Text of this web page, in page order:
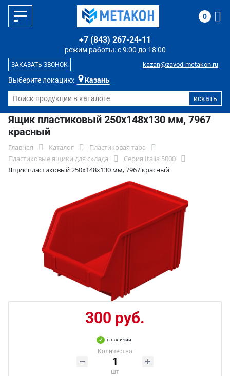
Выберите локацию: Казань
режим работы: с 9:00 до 18:00
+7 (843) 267-24-11
kazan@zavod-metakon.ru
ЗАКАЗАТЬ ЗВОНОК
0
Ящик пластиковый 250х148х130 мм, 7967
красный
Главная Каталог
Пластиковая тара
Пластиковые ящики для склада
Серия Italia 5000
Ящик пластиковый 250х148х130 мм, 7967 красный
300 руб.
в наличии
Количество
шт